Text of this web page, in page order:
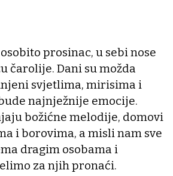
prosinac, u sebi nose
čarolije. Dani su možda
svjetlima, mirisima i
najnježnije emocije.
božićne melodije, domovi
i borovima, a misli nam sve
dragim osobama i
za njih pronaći.